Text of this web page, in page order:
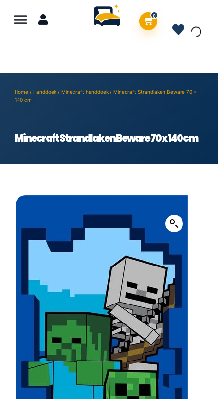
0
Home / Handdoek / Minecraft handdoek / Minecraft Strandlaken Beware 70 x
140 cm
Minecraft Strandlaken Beware 70 x 140 cm